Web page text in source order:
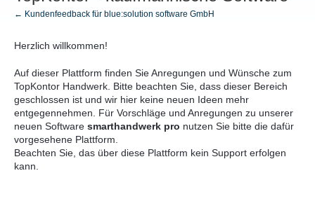
← Kundenfeedback für blue:solution software GmbH
Herzlich willkommen!
Auf dieser Plattform finden Sie Anregungen und Wünsche zum
TopKontor Handwerk. Bitte beachten Sie, dass dieser Bereich
geschlossen ist und wir hier keine neuen Ideen mehr
entgegennehmen. Für Vorschläge und Anregungen zu unserer
neuen Software smarthandwerk pro nutzen Sie bitte die dafür
vorgesehene Plattform.
Beachten Sie, das über diese Plattform kein Support erfolgen
kann.